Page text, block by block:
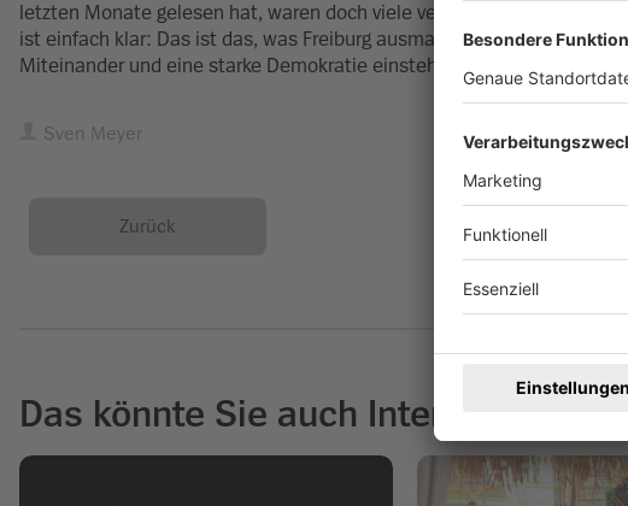
letzten Monate gelesen hat, waren doch viele verunsichert. Wenn
ist einfach klar: Das ist das, was Freiburg ausmacht.“ Freiburgs
Miteinander und eine starke Demokratie einstehen und sich nicht
Sven Meyer
Zurück
Das könnte Sie auch Interessieren